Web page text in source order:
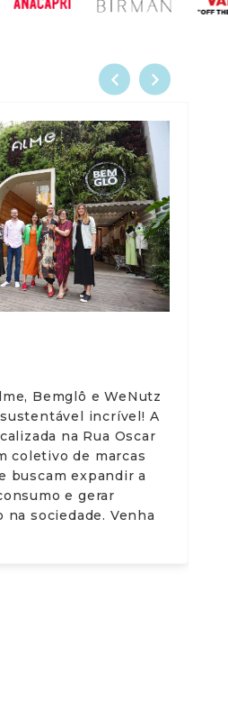
Bemglô e WeNutz
incrível! A
na Rua Oscar
coletivo de marcas
buscam expandir a
e gerar
sociedade. Venha